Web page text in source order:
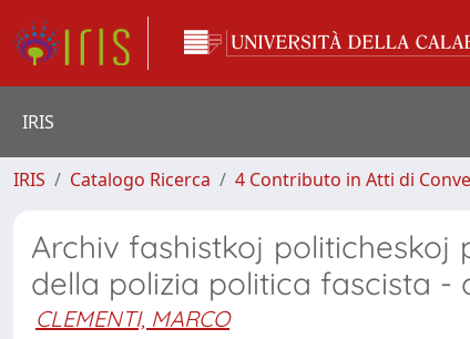
IRIS
IRIS Catalogo Ricerca 4 Contributo in Atti di
Archiv fashistkoj politicheskoj
della polizia politica fascista -
CLEMENTI, MARCO